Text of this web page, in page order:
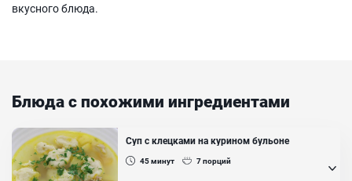
вкусного блюда.
Блюда с похожими ингредиентами
Суп с клецками на курином бульоне
45минут 7порций